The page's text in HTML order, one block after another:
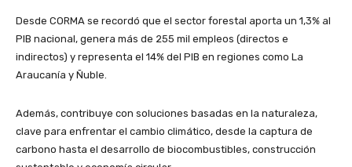
Desde CORMA se recordó que el sector forestal aporta un 1,3% al
PIB nacional, genera más de 255 mil empleos (directos e
indirectos) y representa el 14% del PIB en regiones como La
Araucanía y Ñuble.
Además, contribuye con soluciones basadas en la naturaleza,
clave para enfrentar el cambio climático, desde la captura de
carbono hasta el desarrollo de biocombustibles, construcción